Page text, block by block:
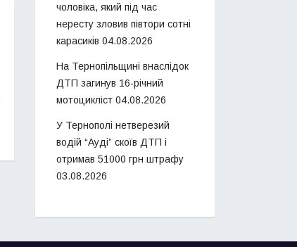
чоловіка, який під час
нересту зловив півтори сотні
карасиків 04.08.2026
На Тернопільщині внаслідок
ДТП загинув 16-річний
мотоцикліст 04.08.2026
У Тернополі нетверезий
водій “Ауді” скоїв ДТП і
отримав 51000 грн штрафу
03.08.2026